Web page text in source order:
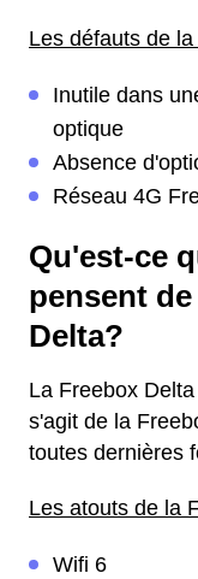
Les défauts de
Inutile dans
optique
Absence
Réseau 4G
Qu'est-ce
pensent
Delta?
La Freebox
s'agit de la
toutes dernières
Les atouts de la
Wifi 6